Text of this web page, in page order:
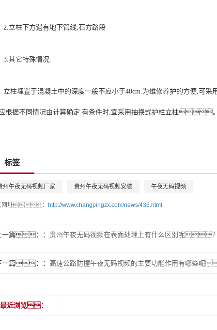
2.立柱下方遇有地下管线,石方路段
3.其它特殊情况.
立柱埋置于混凝土中的深度一般不应小于40cm.为维修养护的方便,可
根据不同情况由计算确定.有条件时,宜采用抽换式护栏立柱
标签
州午夜无码视频厂家 贵州午夜无码视频安装 午夜无码视频
网址： http://www.changpingzx.com/news/436.html
一篇： 贵州午夜无码视频在表面处理上有什么区别呢
一篇： 高速公路防撞午夜无码视频的主要功能作用有哪些呢
最近浏览：